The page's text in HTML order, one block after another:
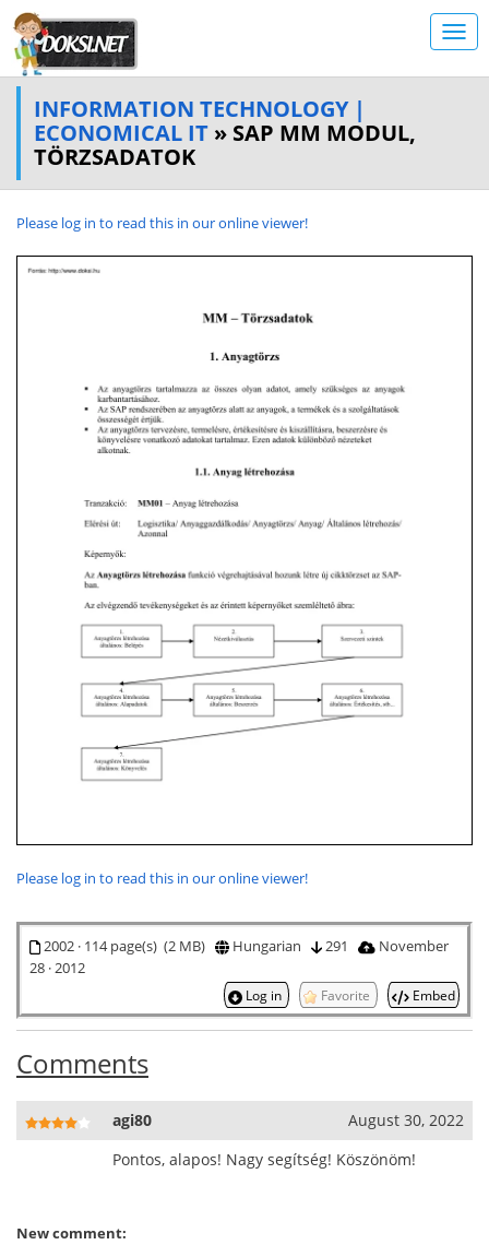
INFORMATION TECHNOLOGY |
ECONOMICAL IT » SAP MM MODUL,
TÖRZSADATOK
Please log in to read this in our online viewer!
Please log in to read this in our online viewer!
2002 · 114 page(s) (2 MB) Hungarian 291
November
28 · 2012
Log in Favorite Embed
Comments
agi80
August 30, 2022
Pontos, alapos! Nagy segítség! Köszönöm!
New comment: